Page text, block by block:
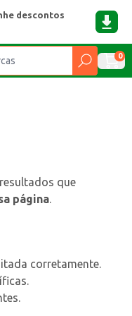
descontos
0
que
página.
corretamente.